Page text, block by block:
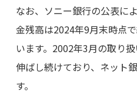
なお、ソニー銀行の公表に
金残高は2024年9月末時点
います。2002年3月の取り
伸ばし続けており、ネット
す。